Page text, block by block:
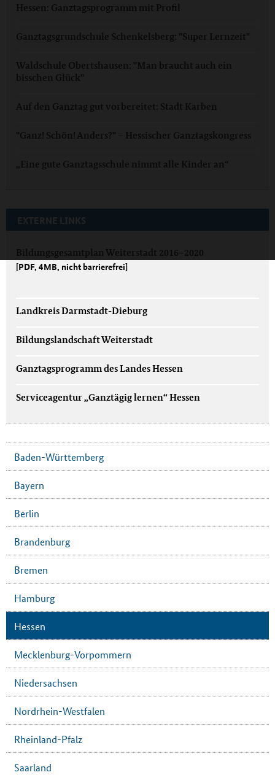
Hessen: Ganztagsprogramm mit Profil
Ganztagsgrundschule Schenkelsberg: "Super Lernzeit"
Waldschule Obertshausen: "Man braucht auch ein
bisschen Glück"
Auf den Ganztag gut vorbereitet: Stadt Karben
"Ganz! Schön! Anders?" – Hessischer Ganztagskongress
„Eine gute Ganztagsschule nimmt alle Kinder an“
EXTERNE LINKS
Bildungsgesamtplan Weiterstadt 2016–2020
[PDF, 4MB, nicht barrierefrei]
Landkreis Darmstadt-Dieburg
Bildungslandschaft Weiterstadt
Ganztagsprogramm des Landes Hessen
Serviceagentur „Ganztägig lernen“ Hessen
Baden-Württemberg
Bayern
Berlin
Brandenburg
Bremen
Hamburg
Hessen
Mecklenburg-Vorpommern
Niedersachsen
Nordrhein-Westfalen
Rheinland-Pfalz
Saarland